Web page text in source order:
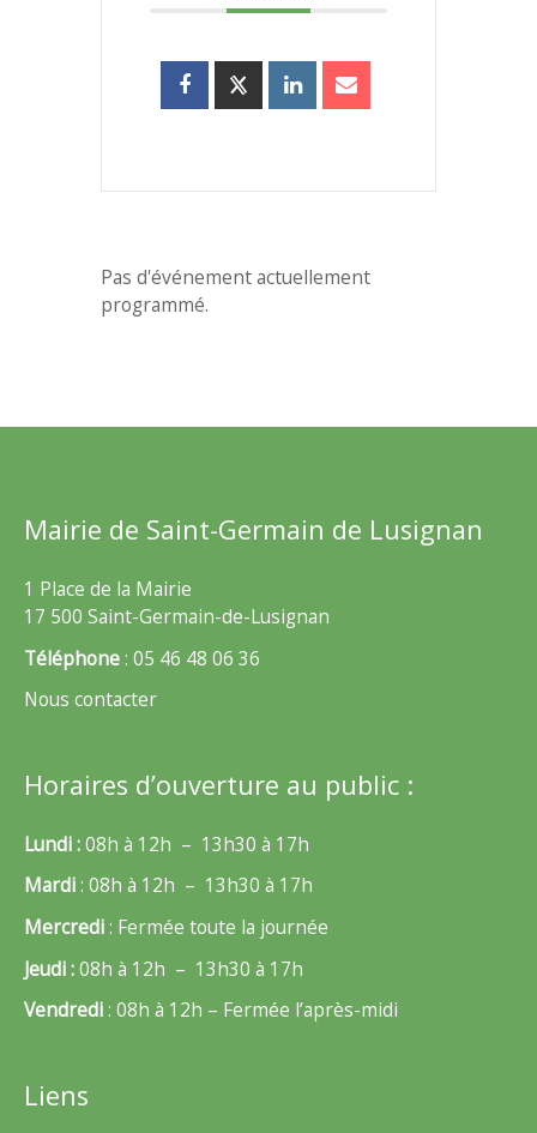
Pas d'événement actuellement
programmé.
Mairie de Saint-Germain de Lusignan
1 Place de la Mairie
17 500 Saint-Germain-de-Lusignan
Téléphone: 05 46 48 06 36
Nous contacter
Horaires d’ouverture au public :
Lundi :08h à 12h – 13h30 à 17h
Mardi: 08h à 12h – 13h30 à 17h
Mercredi: Fermée toute la journée
Jeudi :08h à 12h – 13h30 à 17h
Vendredi: 08h à 12h – Fermée l’après-midi
Liens